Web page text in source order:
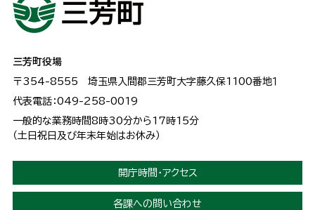
三芳町役場
〒354-8555 埼玉県入間郡三芳町大字藤久保1100番地１
代表電話：049-258-0019
一般的な業務時間8時30分から17時15分
（土日祝日及び年末年始はお休み）
開庁時間・アクセス
各課への問い合わせ